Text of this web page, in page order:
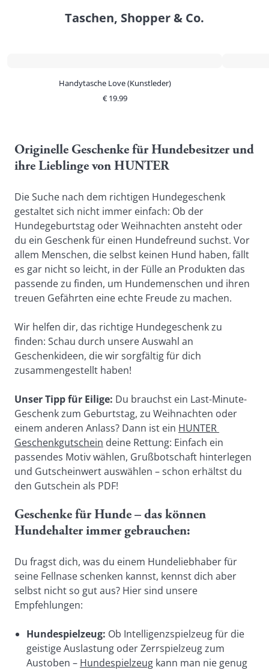
Taschen, Shopper & Co.
Handytasche Love (Kunstleder)
€ 19.99
Originelle Geschenke für Hundebesitzer und
ihre Lieblinge von HUNTER
Die Suche nach dem richtigen Hundegeschenk
gestaltet sich nicht immer einfach: Ob der
Hundegeburtstag oder Weihnachten ansteht oder
du ein Geschenk für einen Hundefreund suchst. Vor
allem Menschen, die selbst keinen Hund haben, fällt
es gar nicht so leicht, in der Fülle an Produkten das
passende zu finden, um Hundemenschen und ihren
treuen Gefährten eine echte Freude zu machen.
Wir helfen dir, das richtige Hundegeschenk zu
finden: Schau durch unsere Auswahl an
Geschenkideen, die wir sorgfältig für dich
zusammengestellt haben!
Unser Tipp für Eilige: Du brauchst ein Last-Minute-
Geschenk zum Geburtstag, zu Weihnachten oder
einem anderen Anlass? Dann ist ein HUNTER
Geschenkgutschein deine Rettung: Einfach ein
passendes Motiv wählen, Grußbotschaft hinterlegen
und Gutscheinwert auswählen – schon erhältst du
den Gutschein als PDF!
Geschenke für Hunde – das können
Hundehalter immer gebrauchen:
Du fragst dich, was du einem Hundeliebhaber für
seine Fellnase schenken kannst, kennst dich aber
selbst nicht so gut aus? Hier sind unsere
Empfehlungen:
Hundespielzeug: Ob Intelligenzspielzeug für die
geistige Auslastung oder Zerrspielzeug zum
Austoben – Hundespielzeug kann man nie genug